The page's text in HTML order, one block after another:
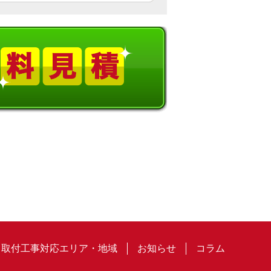
取付工事対応エリア・地域 お知らせ コラム